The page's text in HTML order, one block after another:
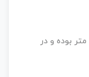
وسعت این پروژه عظیم حدود 19 هزار و 500 متر بوده و در